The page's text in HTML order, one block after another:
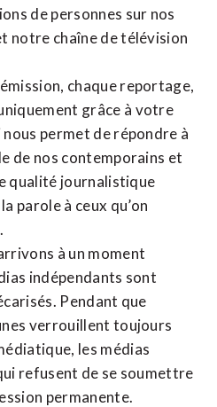
de personnes sur nos
notre chaîne de télévision
chaque reportage,
grâce à votre
permet de répondre à
de nos contemporains et
qualité journalistique
parole à ceux qu’on
à un moment
indépendants sont
Pendant que
verrouillent toujours
les médias
refusent de se soumettre
permanente.